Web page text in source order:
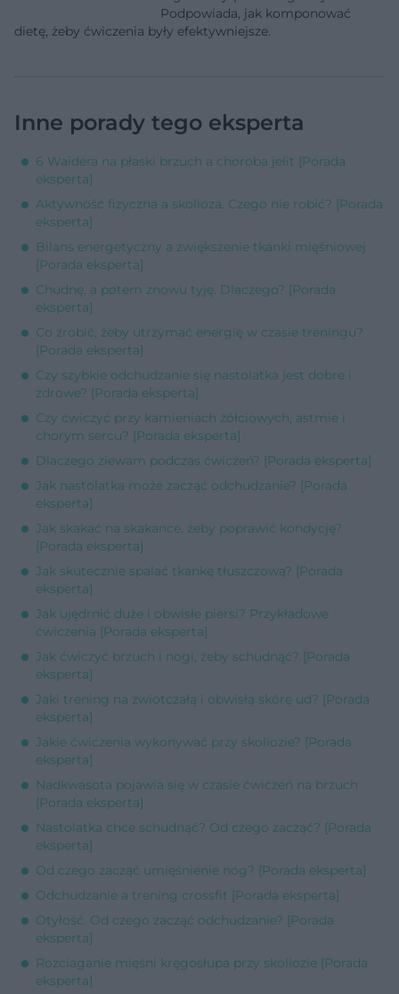
Podpowiada, jak komponować
dietę, żeby ćwiczenia były efektywniejsze.
Inne porady tego eksperta
6 Waidera na płaski brzuch a choroba jelit [Porada
eksperta]
Aktywność fizyczna a skolioza. Czego nie robić? [Porada
eksperta]
Bilans energetyczny a zwiększenie tkanki mięśniowej
[Porada eksperta]
Chudnę, a potem znowu tyję. Dlaczego? [Porada
eksperta]
Co zrobić, żeby utrzymać energię w czasie treningu?
[Porada eksperta]
Czy szybkie odchudzanie się nastolatka jest dobre i
zdrowe? [Porada eksperta]
Czy ćwiczyć przy kamieniach żółciowych, astmie i
chorym sercu? [Porada eksperta]
Dlaczego ziewam podczas ćwiczeń? [Porada eksperta]
Jak nastolatka może zacząć odchudzanie? [Porada
eksperta]
Jak skakać na skakance, żeby poprawić kondycję?
[Porada eksperta]
Jak skutecznie spalać tkankę tłuszczową? [Porada
eksperta]
Jak ujędrnić duże i obwisłe piersi? Przykładowe
ćwiczenia [Porada eksperta]
Jak ćwiczyć brzuch i nogi, żeby schudnąć? [Porada
eksperta]
Jaki trening na zwiotczałą i obwisłą skórę ud? [Porada
eksperta]
Jakie ćwiczenia wykonywać przy skoliozie? [Porada
eksperta]
Nadkwasota pojawia się w czasie ćwiczeń na brzuch
[Porada eksperta]
Nastolatka chce schudnąć? Od czego zacząć? [Porada
eksperta]
Od czego zacząć umięśnienie nóg? [Porada eksperta]
Odchudzanie a trening crossfit [Porada eksperta]
Otyłość. Od czego zacząć odchudzanie? [Porada
eksperta]
Rozciaganie mięśni kręgosłupa przy skoliozie [Porada
eksperta]